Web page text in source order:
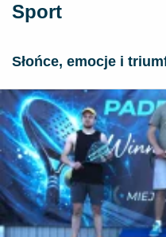
Sport
Słońce, emocje i